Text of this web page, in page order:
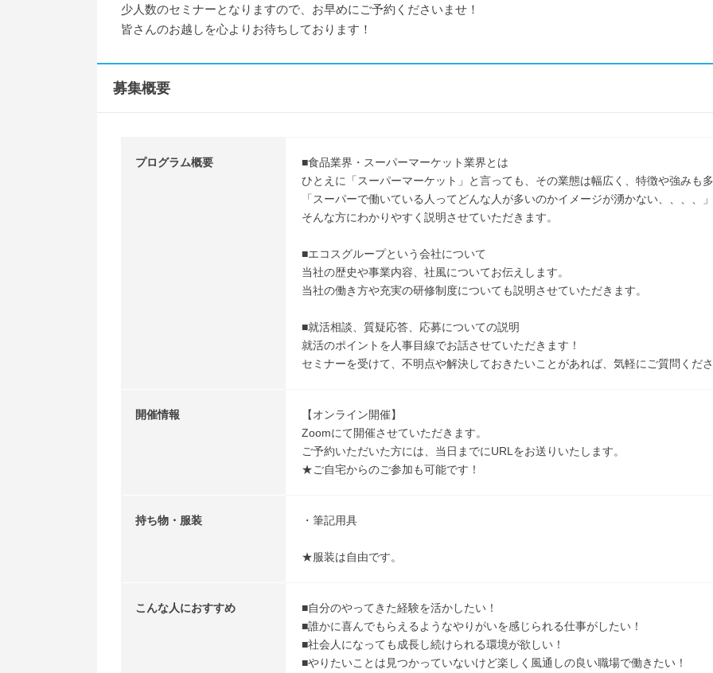
少人数のセミナーとなりますので、お早めにご予約くださいませ！
皆さんのお越しを心よりお待ちしております！
募集概要
プログラム概要
■食品業界・スーパーマーケット業界とは
ひとえに「スーパーマーケット」と言っても、その業態は幅広く、特徴や強みも多
「スーパーで働いている人ってどんな人が多いのかイメージが湧かない、、、、」
そんな方にわかりやすく説明させていただきます。
■エコスグループという会社について
当社の歴史や事業内容、社風についてお伝えします。
当社の働き方や充実の研修制度についても説明させていただきます。
■就活相談、質疑応答、応募についての説明
就活のポイントを人事目線でお話させていただきます！
セミナーを受けて、不明点や解決しておきたいことがあれば、気軽にご質問くださ
開催情報
【オンライン開催】
Zoomにて開催させていただきます。
ご予約いただいた方には、当日までにURLをお送りいたします。
★ご自宅からのご参加も可能です！
持ち物・服装 ・筆記用具
★服装は自由です。
こんな人におすすめ
■自分のやってきた経験を活かしたい！
■誰かに喜んでもらえるようなやりがいを感じられる仕事がしたい！
■社会人になっても成長し続けられる環境が欲しい！
■やりたいことは見つかっていないけど楽しく風通しの良い職場で働きたい！